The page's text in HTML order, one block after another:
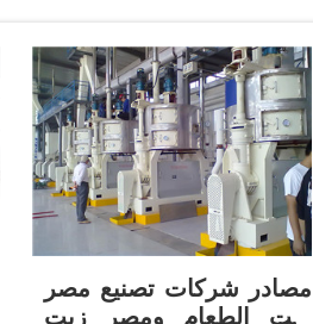
مصادر شركات تصنيع مصر
زيت الطعام ومصر زيت